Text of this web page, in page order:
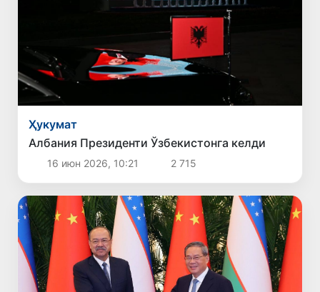
Ҳукумат
Албания Президенти Ўзбекистонга келди
16 июн 2026, 10:21 2 715